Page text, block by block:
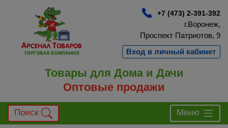
+7 (473) 2-391-392
г.Воронеж,
Проспект Патриотов, 9
Вход в личный кабинет
Товары для Дома и Дачи
Оптовые продажи
Поиск Меню